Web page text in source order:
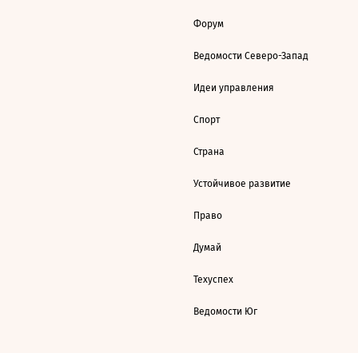
Форум
Ведомости Северо-Запад
Идеи управления
Спорт
Страна
Устойчивое развитие
Право
Думай
Техуспех
Ведомости Юг